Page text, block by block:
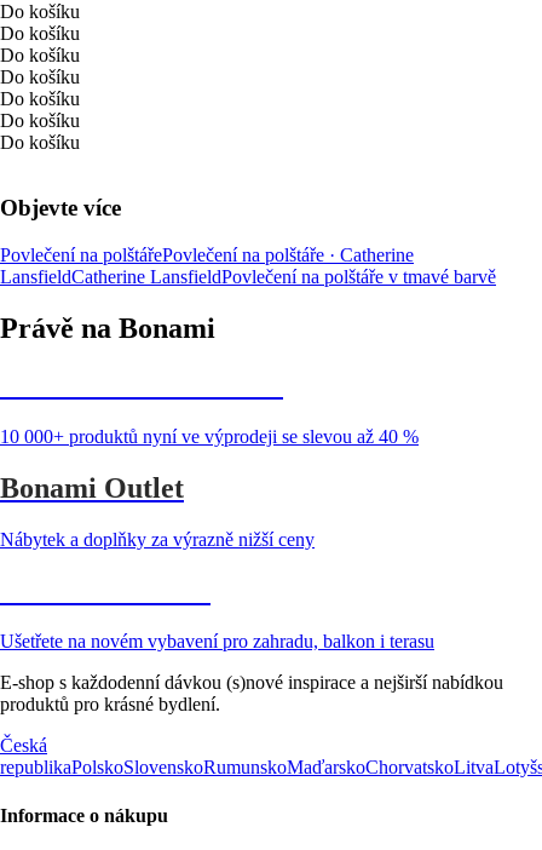
Do košíku
Do košíku
Do košíku
Do košíku
Do košíku
Do košíku
Do košíku
Objevte více
Povlečení na polštářePovlečení na polštáře · Catherine
LansfieldCatherine LansfieldPovlečení na polštáře v tmavé barvě
Právě na Bonami
10 000+ produktů nyní ve výprodeji se slevou až 40 %
Bonami Outlet
Nábytek a doplňky za výrazně nižší ceny
Ušetřete na novém vybavení pro zahradu, balkon i terasu
E-shop s každodenní dávkou (s)nové inspirace a nejširší nabídkou
produktů pro krásné bydlení.
Česká
republikaPolskoSlovenskoRumunskoMaďarskoChorvatskoLitva
Informace o nákupu